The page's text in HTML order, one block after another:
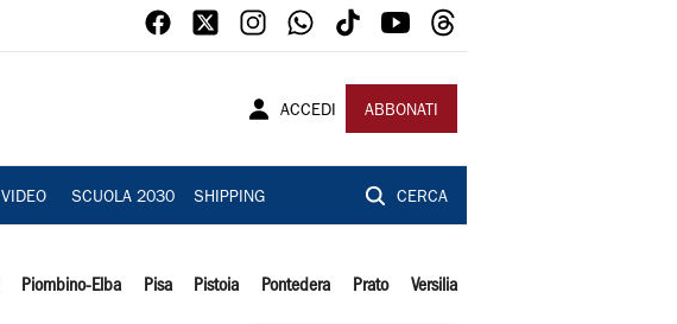
ACCEDI ABBONATI
VIDEO SCUOLA 2030 SHIPPING CERCA
Piombino-Elba Pisa Pistoia Pontedera Prato Versilia